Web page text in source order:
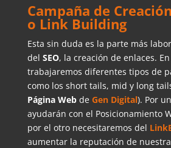
Campaña de
o Link Building
Esta sin duda es la parte más
del SEO, la creación de enlaces.
trabajaremos diferentes tipos de
como los short tails, mid y long
Página Web de Gen Digital). Por
ayudarán con el Posicionamiento
por el otro necesitaremos del
aumentar la reputación de